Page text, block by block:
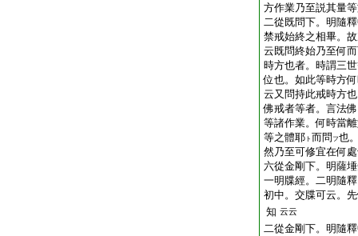
方作業乃至説其量
二從既問下。明隨
禁戒始終之相畢。
云既問終始乃至何
時方也者。時謂三
位也。如此等時方
云又問持此戒時方
佛戒者等者。言法
等諸作業。何時當
等之體耶 ト 而問 フ也
然乃至可修宜在何
六從金剛下。明薩
一明牒經。二明隨釋
初中。交牒可云。
知 云云
二從金剛下。明隨